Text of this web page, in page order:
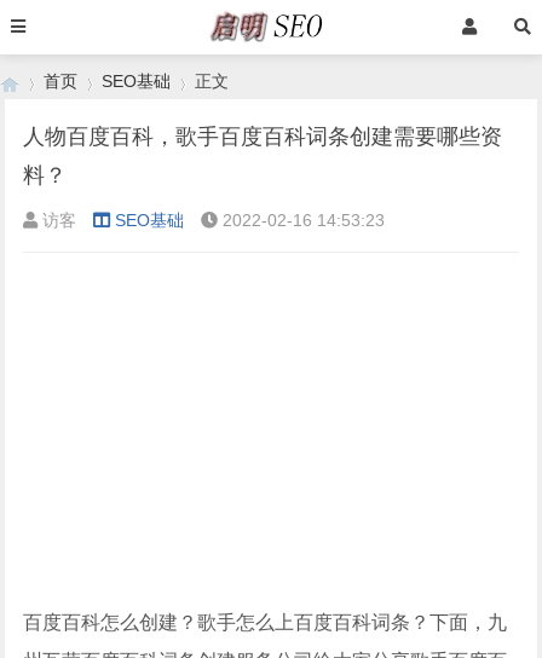
›
首页 SEO基础 正文
人物百度百科，歌手百度百科词条创建需要哪些资
料？
访客 SEO基础 2022-02-16 14:53:23
百度百科怎么创建？歌手怎么上百度百科词条？下面，九